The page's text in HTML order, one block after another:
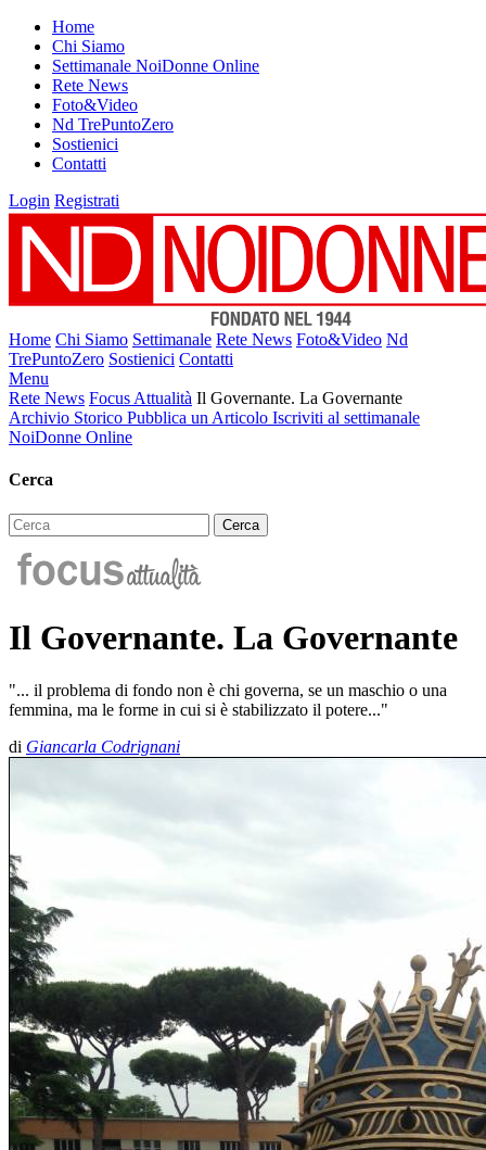
Home
Chi Siamo
Settimanale NoiDonne Online
Rete News
Foto&Video
Nd TrePuntoZero
Sostienici
Contatti
Login Registrati
Home Chi Siamo Settimanale Rete News Foto&Video Nd
TrePuntoZero Sostienici Contatti
Menu
Rete News Focus Attualità Il Governante. La Governante
Archivio Storico Pubblica un Articolo Iscriviti al settimanale
NoiDonne Online
Cerca
Il Governante. La Governante
"... il problema di fondo non è chi governa, se un maschio o una
femmina, ma le forme in cui si è stabilizzato il potere..."
di Giancarla Codrignani